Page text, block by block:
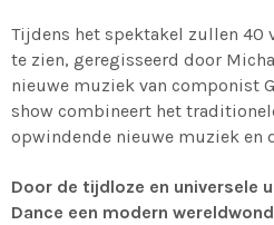
Tijdens het spektakel zullen 40
te zien, geregisseerd door
nieuwe muziek van componist
show combineert het
opwindende nieuwe muziek en
Door de tijdloze en universele
Dance een modern